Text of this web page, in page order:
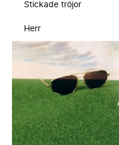
Stickade tröjor
Herr